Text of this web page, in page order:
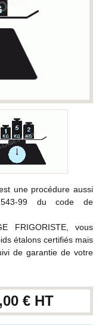
une procédure aussi
543-99 du code de
FRIGORISTE, vous
étalons certifiés mais
de garantie de votre
€ HT